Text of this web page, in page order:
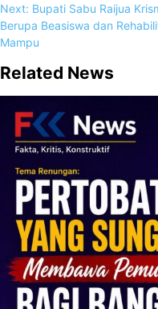
Next: Bupati Sabu Raijua
Berupa Beasiswa dan
Mampu
Related News